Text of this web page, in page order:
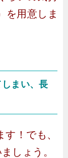
を用意しま
まい、長
！でも、
しょう。